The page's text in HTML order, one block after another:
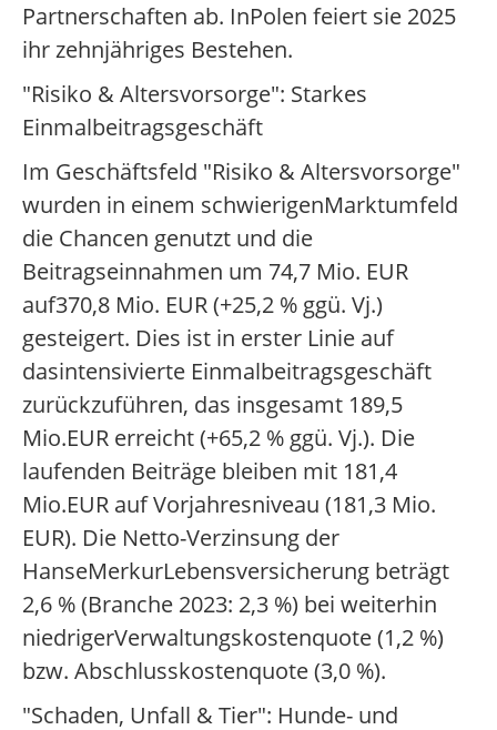
Partnerschaften ab. InPolen feiert sie 2025
ihr zehnjähriges Bestehen.
"Risiko & Altersvorsorge": Starkes
Einmalbeitragsgeschäft
Im Geschäftsfeld "Risiko & Altersvorsorge"
wurden in einem schwierigenMarktumfeld
die Chancen genutzt und die
Beitragseinnahmen um 74,7 Mio. EUR
auf370,8 Mio. EUR (+25,2 % ggü. Vj.)
gesteigert. Dies ist in erster Linie auf
dasintensivierte Einmalbeitragsgeschäft
zurückzuführen, das insgesamt 189,5
Mio.EUR erreicht (+65,2 % ggü. Vj.). Die
laufenden Beiträge bleiben mit 181,4
Mio.EUR auf Vorjahresniveau (181,3 Mio.
EUR). Die Netto-Verzinsung der
HanseMerkurLebensversicherung beträgt
2,6 % (Branche 2023: 2,3 %) bei weiterhin
niedrigerVerwaltungskostenquote (1,2 %)
bzw. Abschlusskostenquote (3,0 %).
"Schaden, Unfall & Tier": Hunde- und